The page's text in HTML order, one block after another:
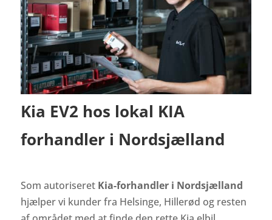
Kia EV2 hos lokal KIA
forhandler i Nordsjælland
Som autoriseret Kia-forhandler i Nordsjælland
hjælper vi kunder fra Helsinge, Hillerød og resten